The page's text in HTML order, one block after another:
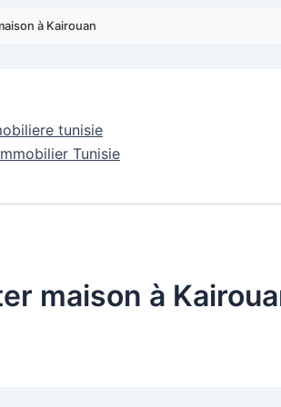
à Kairouan
tunisie
Tunisie
maison à